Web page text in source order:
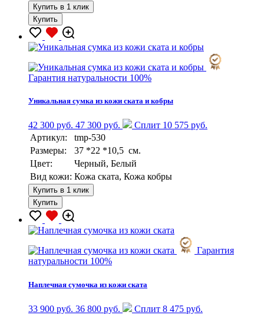
Купить в 1 клик
Купить
Гарантия натуральности 100%
Уникальная сумка из кожи ската и кобры
42 300 руб. 47 300 руб.
Сплит 10 575 руб.
Артикул:
tmp-530
Размеры:
37 *22 *10,5 см.
Цвет:
Черный, Белый
Вид кожи: Кожа ската, Кожа кобры
Купить в 1 клик
Купить
Гарантия
натуральности 100%
Наплечная сумочка из кожи ската
33 900 руб. 36 800 руб.
Сплит 8 475 руб.